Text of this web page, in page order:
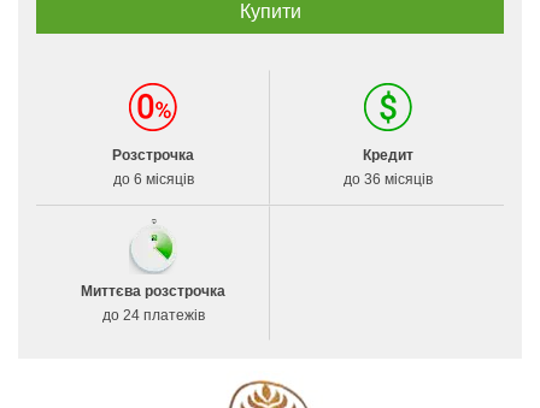
Розстрочка
до 6 місяців
Кредит
до 36 місяців
Миттєва розстрочка
до 24 платежів